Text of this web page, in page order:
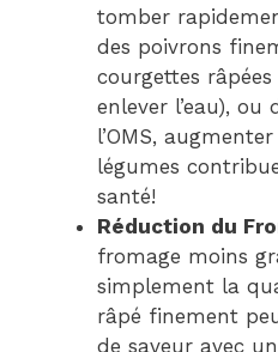
tomber
des poivrons
courgettes
enlever l’eau), ou
l’OMS,
légumes
santé!
Réduction du
fromage moins
simplement la
râpé finement
de saveur avec